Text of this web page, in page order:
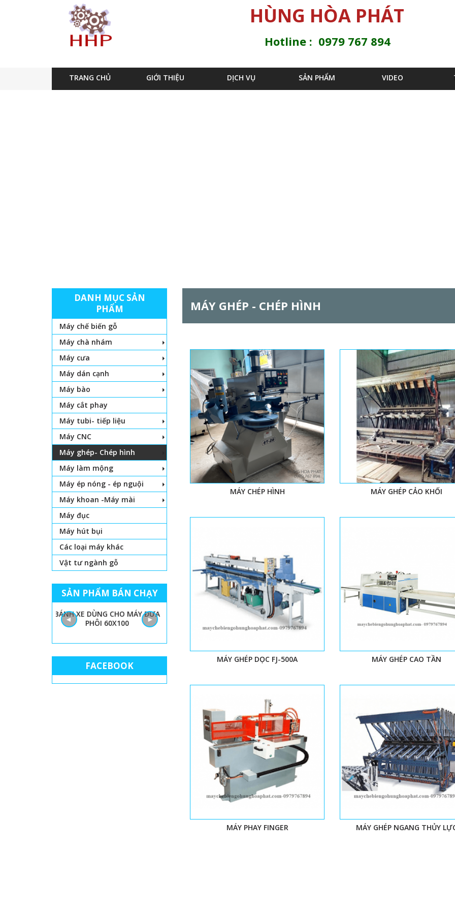
Jump to navigation
HÙNG HÒA PHÁT
Hotline : 0979 767 894
TRANG CHỦ GIỚI THIỆU DỊCH VỤ SẢN PHẨM VIDEO
MÁY GHÉP - CHÉP HÌNH
MÁY CHÉP HÌNH MÁY GHÉP CẢO KHỐI
MÁY GHÉP DỌC FJ-500A MÁY GHÉP CAO TẦN
MÁY PHAY FINGER MÁY GHÉP NGANG THỦY
T
a
n
g
DANH MỤC SẢN
PHẨM
Máy chế biến gỗ
Máy chà nhám
Máy cưa
Máy dán cạnh
Máy bào
Máy cắt phay
Máy tubi- tiếp liệu
Máy CNC
Máy ghép- Chép hình
Máy làm mộng
Máy ép nóng - ép nguội
Máy khoan -Máy mài
Máy đục
Máy hút bụi
Các loại máy khác
Vật tư ngành gỗ
SẢN PHẨM BÁN CHẠY
BÁNH XE DÙNG CHO MÁY ĐƯA
PHÔI 60X100
GIẤY NHÁM MÁY CHÀ NHÁM
◄ ►
FACEBOOK